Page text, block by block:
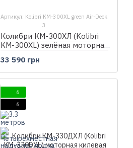
Артикул: Kolibri KM-300XL green Air-Deck
3
Колибри КМ-300ХЛ (Kolibri
KM-300XL) зелёная моторная
33 590 грн
6
6